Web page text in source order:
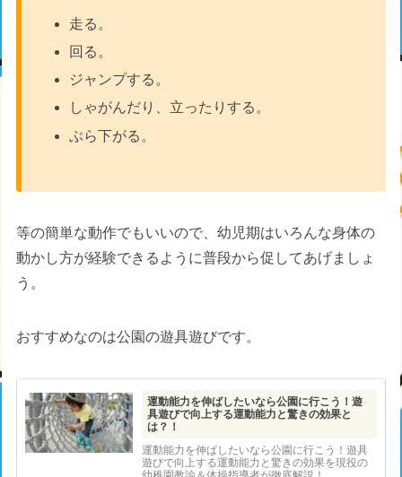
走る。
回る。
ジャンプする。
しゃがんだり、立ったりする。
ぶら下がる。
等の簡単な動作でもいいので、幼児期はいろんな身体の
動かし方が経験できるように普段から促してあげましょ
う。
おすすめなのは公園の遊具遊びです。
運動能力を伸ばしたいなら公園に行こう！遊
具遊びで向上する運動能力と驚きの効果と
は？！
運動能力を伸ばしたいなら公園に行こう！遊具
遊びで向上する運動能力と驚きの効果を現役の